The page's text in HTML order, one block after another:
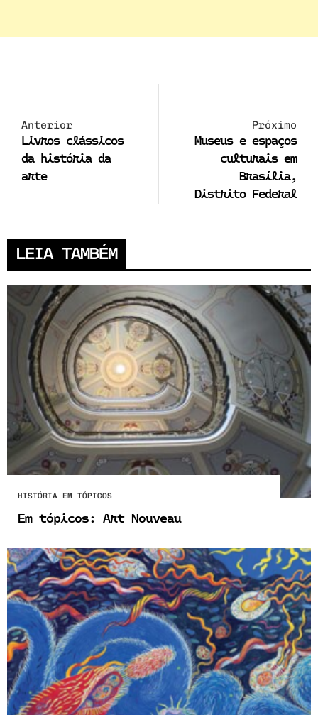
Anterior
Livros clássicos
da história da
arte
Próximo
Museus e espaços
culturais em
Brasília,
Distrito Federal
LEIA TAMBÉM
HISTÓRIA EM TÓPICOS
Em tópicos: Art Nouveau